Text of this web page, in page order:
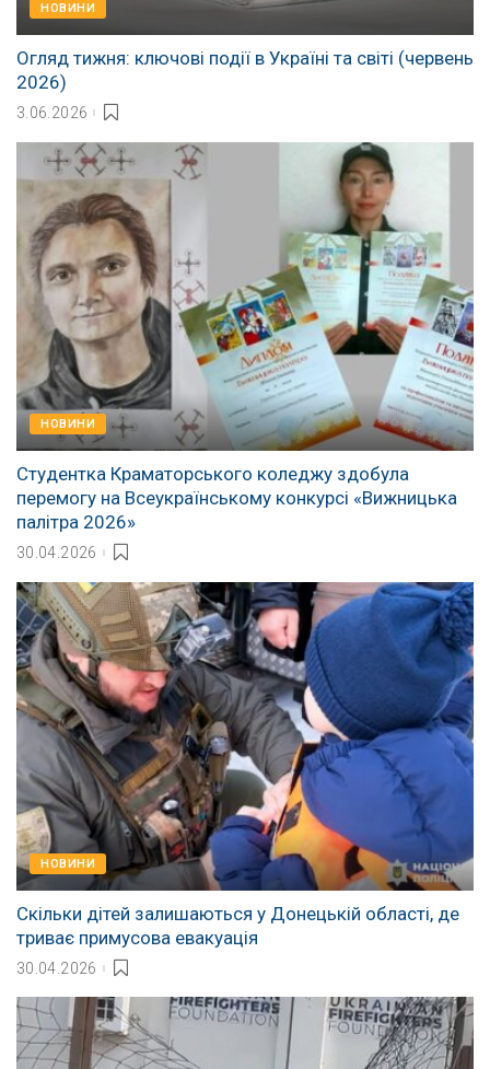
НОВИНИ
Огляд тижня: ключові події в Україні та світі (червень
2026)
3.06.2026
НОВИНИ
Студентка Краматорського коледжу здобула
перемогу на Всеукраїнському конкурсі «Вижницька
палітра 2026»
30.04.2026
НОВИНИ
Скільки дітей залишаються у Донецькій області, де
триває примусова евакуація
30.04.2026